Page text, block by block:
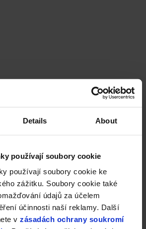
Details About
používají soubory cookie
používají soubory cookie ke
zážitku. Soubory cookie také
údajů za účelem
účinnosti naší reklamy. Další
v zásadách ochrany soukromí